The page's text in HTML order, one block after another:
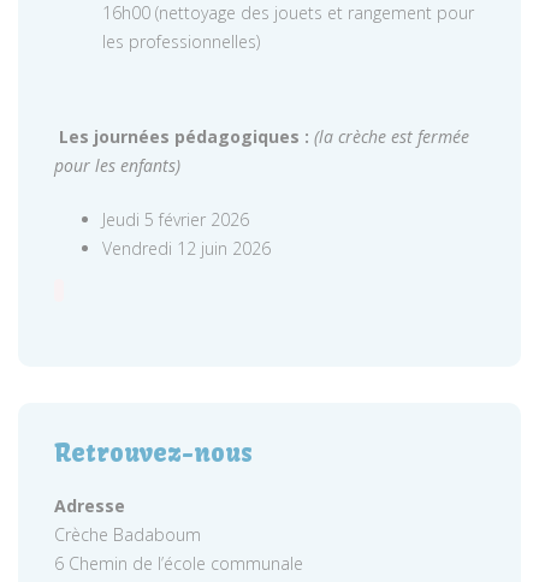
16h00 (nettoyage des jouets et rangement pour
les professionnelles)
Les journées pédagogiques : (la crèche est fermée
pour les enfants)
Jeudi 5 février 2026
Vendredi 12 juin 2026
Retrouvez-nous
Adresse
Crèche Badaboum
6 Chemin de l’école communale